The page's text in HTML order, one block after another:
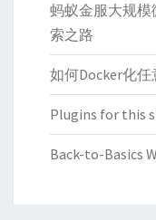
蚂蚁金服大规模
索之路
如何Docker化任
Plugins for this
Back-to-Basics